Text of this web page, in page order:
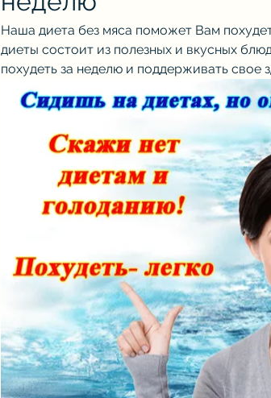
Наша диета без мяса поможет Вам
диеты состоит из полезных и вкусных
похудеть за неделю и поддерживать свое